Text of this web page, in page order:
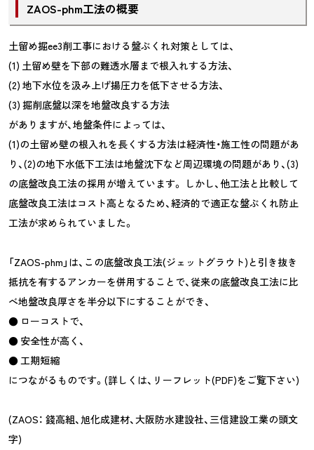
ZAOS-phm工法の概要
土留め掘ee3削工事における盤ぶくれ対策としては、
(1) 土留め壁を下部の難透水層まで根入れする方法、
(2) 地下水位を汲み上げ揚圧力を低下させる方法、
(3) 掘削底盤以深を地盤改良する方法
がありますが、地盤条件によっては、
(1)の土留め壁の根入れを長くする方法は経済性・施工性の問題があ
り、(2)の地下水低下工法は地盤沈下など周辺環境の問題があり、(3)
の底盤改良工法の採用が増えています。 しかし、他工法と比較して
底盤改良工法はコスト高となるため、経済的で適正な盤ぶくれ防止
工法が求められていました。
「ZAOS-phm」は、この底盤改良工法(ジェットグラウト)と引き抜き
抵抗を有するアンカーを併用することで、従来の底盤改良工法に比
べ地盤改良厚さを半分以下にすることができ、
● ローコストで、
● 安全性が高く、
● 工期短縮
につながるものです。(詳しくは、リーフレット(PDF)をご覧下さい)
(ZAOS： 錢高組、旭化成建材、大阪防水建設社、三信建設工業の頭文
字)